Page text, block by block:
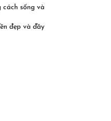
cách sống và
đẹp và đầy